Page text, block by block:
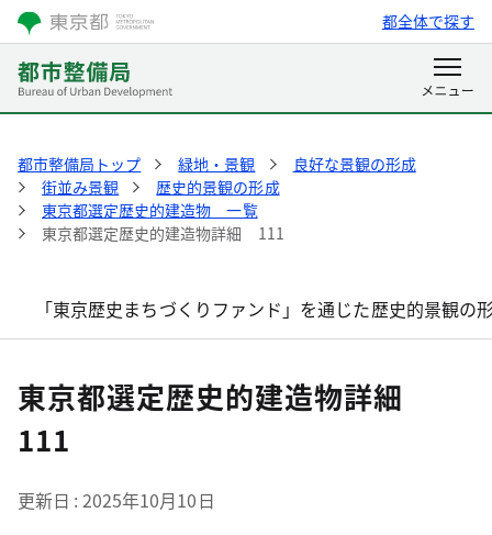
都全体で探す
都市整備局トップ 緑地・景観
良好な景観の形成
街並み景観
歴史的景観の形成
東京都選定歴史的建造物 一覧
東京都選定歴史的建造物詳細 111
「東京歴史まちづくりファンド」を通じた歴史的景観
東京都選定歴史的建造物詳細
111
更新日 2025年10月10日